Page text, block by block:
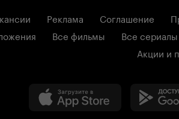
Реклама Соглашение
Все фильмы Все сериалы
Акции и